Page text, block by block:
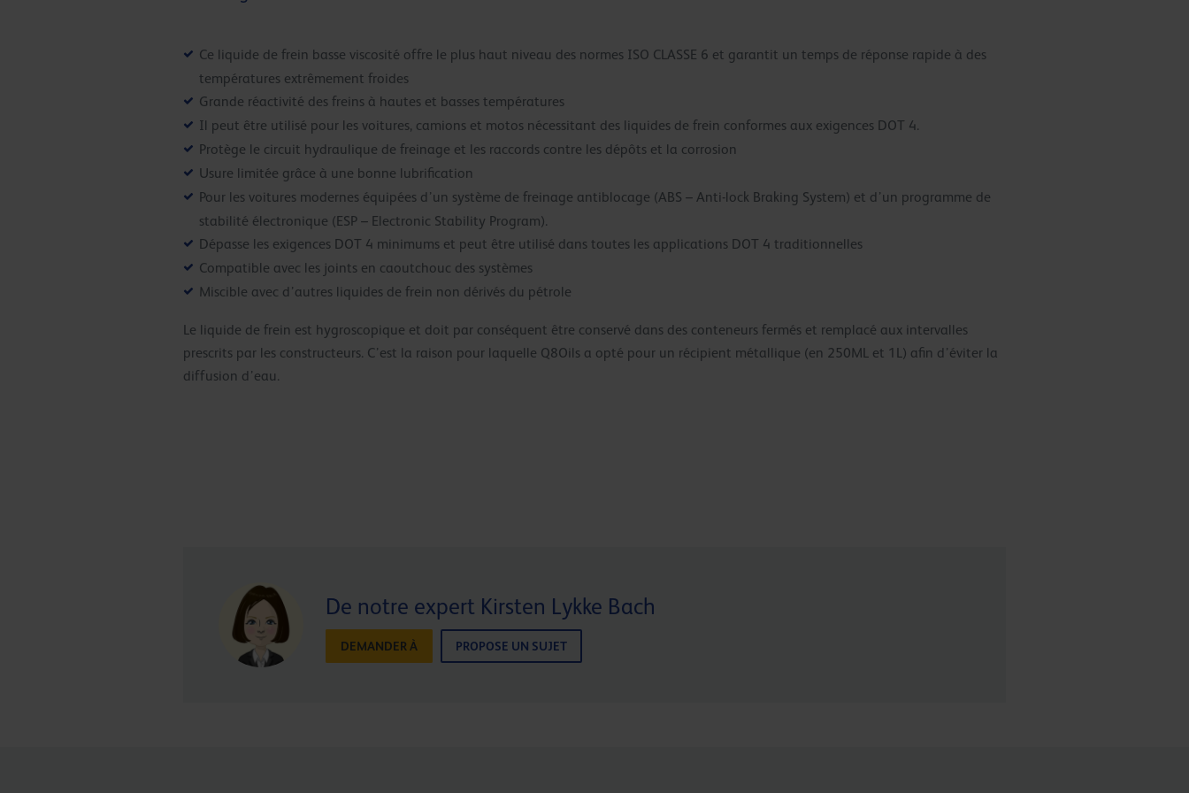
Ce liquide de frein basse viscosité offre le plus haut niveau des normes ISO CLASSE 6 et garantit un temps de réponse rapide à des
températures extrêmement froides
Grande réactivité des freins à hautes et basses températures
Il peut être utilisé pour les voitures, camions et motos nécessitant des liquides de frein conformes aux exigences DOT 4.
Protège le circuit hydraulique de freinage et les raccords contre les dépôts et la corrosion
Usure limitée grâce à une bonne lubrification
Pour les voitures modernes équipées d’un système de freinage antiblocage (ABS – Anti-lock Braking System) et d’un programme de
stabilité électronique (ESP – Electronic Stability Program).
Dépasse les exigences DOT 4 minimums et peut être utilisé dans toutes les applications DOT 4 traditionnelles
Compatible avec les joints en caoutchouc des systèmes
Miscible avec d’autres liquides de frein non dérivés du pétrole
Le liquide de frein est hygroscopique et doit par conséquent être conservé dans des conteneurs fermés et remplacé aux intervalles
prescrits par les constructeurs. C’est la raison pour laquelle Q8Oils a opté pour un récipient métallique (en 250ML et 1L) afin d’éviter la
diffusion d’eau.
De notre expert Kirsten Lykke Bach
DEMANDER À PROPOSE UN SUJET